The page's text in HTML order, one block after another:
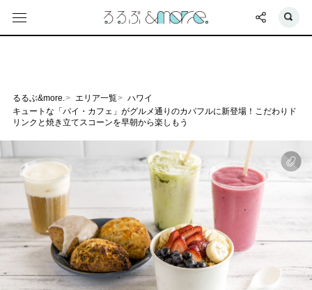
るるぶ&more. エリア一覧
ハワイ
キュートな「パイ・カフェ」がグルメ通りのカパフルに新登場！こだわりド
リンクと焼き立てスコーンを早朝から楽しもう